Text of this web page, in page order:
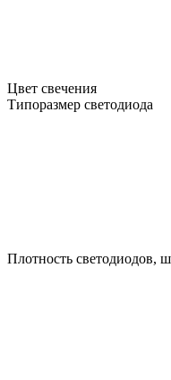
Цвет свечения
Типоразмер светодиода
Плотность светодиодов,